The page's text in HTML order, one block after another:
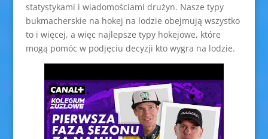
statystykami i wiadomościami drużyn. Nasze typy
bukmacherskie na hokej na lodzie obejmują wszystko
to i więcej, a więc najlepsze typy hokejowe, które
mogą pomóc w podjęciu decyzji kto wygra na lodzie.